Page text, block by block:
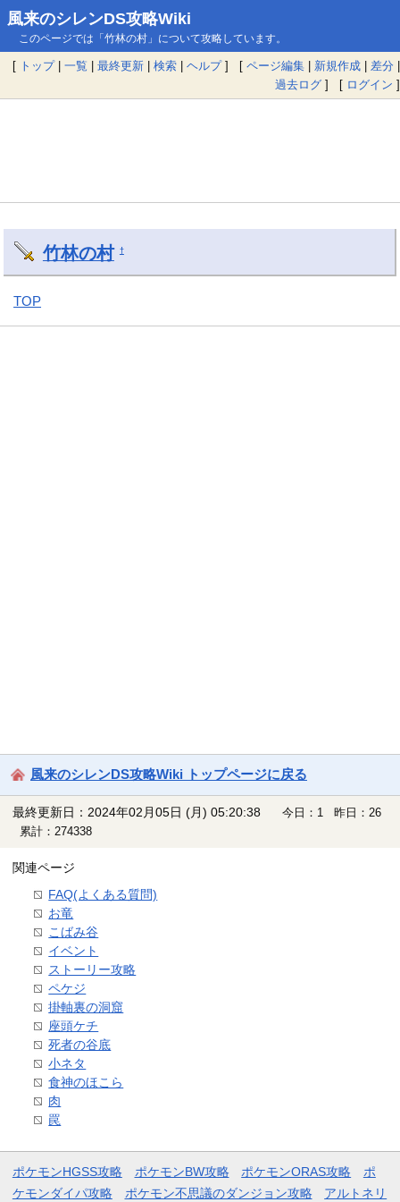
風来のシレンDS攻略Wiki
このページでは「竹林の村」について攻略しています。
[ トップ| 一覧 | 最終更新 | 検索 | ヘルプ] [ ページ編集 | 新規作成 | 差分 |
過去ログ ] [ ログイン ]
竹林の村 †
TOP
風来のシレンDS攻略Wiki トップページに戻る
最終更新日：2024年02月05日 (月) 05:20:38
今日：1 昨日：26
累計：274338
関連ページ
FAQ(よくある質問)
お竜
こばみ谷
イベント
ストーリー攻略
ペケジ
掛軸裏の洞窟
座頭ケチ
死者の谷底
小ネタ
食神のほこら
肉
罠
ポケモンHGSS攻略 ポケモンBW攻略 ポケモンORAS攻略
ポ
ケモンダイパ攻略
ポケモン不思議のダンジョン攻略 アルトネリ